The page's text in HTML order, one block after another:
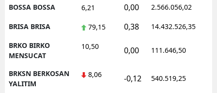
BOSSA BOSSA 6,21 0,00 2.566.056,02
BRISA BRISA 79,15 0,38 14.432.526,35
BRKO BIRKO
MENSUCAT
10,50 0,00 111.646,50
BRKSN BERKOSAN
YALITIM
8,06 -0,12 540.519,25